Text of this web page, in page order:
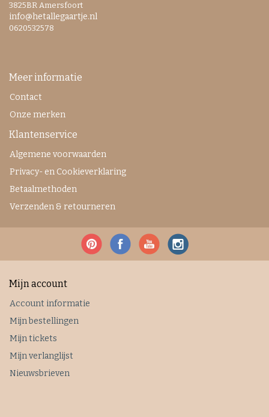
3825BR Amersfoort
info@hetallegaartje.nl
0620532578
Meer informatie
Contact
Onze merken
Klantenservice
Algemene voorwaarden
Privacy- en Cookieverklaring
Betaalmethoden
Verzenden & retourneren
Mijn account
Account informatie
Mijn bestellingen
Mijn tickets
Mijn verlanglijst
Nieuwsbrieven